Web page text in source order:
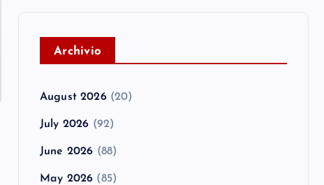
Archivio
August 2026(20)
July 2026 (92)
June 2026 (88)
May 2026 (85)